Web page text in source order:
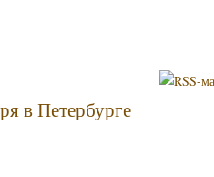
в Петербурге